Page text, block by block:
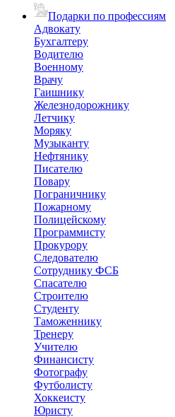
Подарки по профессиям
Адвокату
Бухгалтеру
Водителю
Военному
Врачу
Гаишнику
Железнодорожнику
Летчику
Моряку
Музыканту
Нефтянику
Писателю
Повару
Пограничнику
Пожарному
Полицейскому
Программисту
Прокурору
Следователю
Сотруднику ФСБ
Спасателю
Строителю
Студенту
Таможеннику
Тренеру
Учителю
Финансисту
Фотографу
Футболисту
Хоккеисту
Юристу